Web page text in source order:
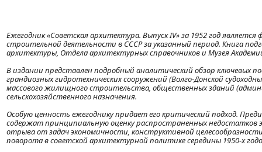
Ежегодник «Советская архитектура. Выпуск IV» за 1952 год
строительной деятельности в СССР за указанный период. Книга
архитектуры, Отдела архитектурных справочников и Музея
В издании представлен подробный аналитический обзор ключевых
грандиозных гидротехнических сооружений (Волго-Донской
массового жилищного строительства, общественных зданий
сельскохозяйственного назначения.
Особую ценность ежегоднику придает его критический подход.
содержат принципиальную оценку распространенных
отрыва от задач экономичности, конструктивной
поворота в советской архитектурной политике середины 1950-х